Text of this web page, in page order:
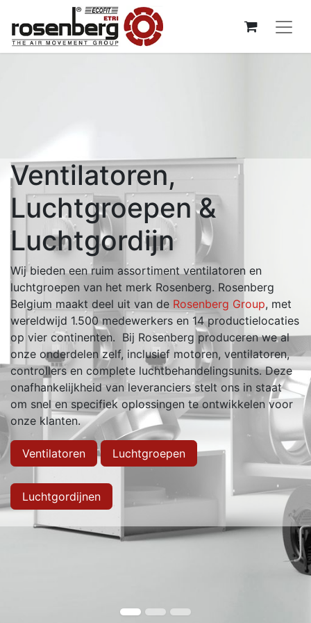
Ventilatoren,
Luchtgroepen &
Luchtgordijn
Wij bieden een ruim assortiment ventilatoren en
luchtgroepen van het merk Rosenberg. Rosenberg
Belgium maakt deel uit van de Rosenberg Group, met
wereldwijd 1.500 medewerkers en 14 productielocaties
op vier continenten. Bij Rosenberg produceren we al
onze onderdelen zelf, inclusief motoren, ventilatoren,
controllers en complete luchtbehandelingsunits. Deze
onafhankelijkheid van leveranciers stelt ons in staat
om snel en specifiek oplossingen te ontwikkelen voor
onze klanten.
Ventilatoren Luchtgroepen
Luchtgordijnen